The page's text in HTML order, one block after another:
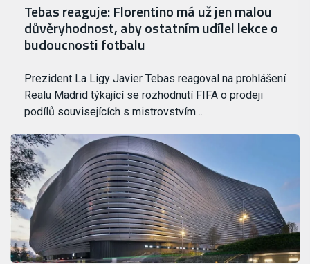
Tebas reaguje: Florentino má už jen malou
důvěryhodnost, aby ostatním udílel lekce o
budoucnosti fotbalu
Prezident La Ligy Javier Tebas reagoval na prohlášení
Realu Madrid týkající se rozhodnutí FIFA o prodeji
podílů souvisejících s mistrovstvím…